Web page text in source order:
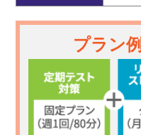
プラン例